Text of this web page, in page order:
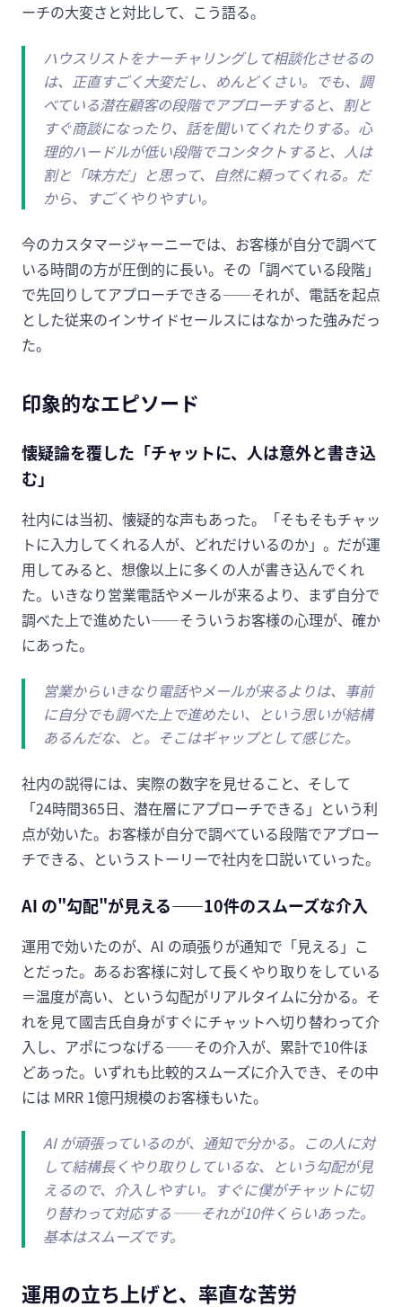
ーチの大変さと対比して、こう語る。
ハウスリストをナーチャリングして相談化させるの
は、正直すごく大変だし、めんどくさい。でも、調
べている潜在顧客の段階でアプローチすると、割と
すぐ商談になったり、話を聞いてくれたりする。心
理的ハードルが低い段階でコンタクトすると、人は
割と「味方だ」と思って、自然に頼ってくれる。だ
から、すごくやりやすい。
今のカスタマージャーニーでは、お客様が自分で調べて
いる時間の方が圧倒的に長い。その「調べている段階」
で先回りしてアプローチできる——それが、電話を起点
とした従来のインサイドセールスにはなかった強みだっ
た。
印象的なエピソード
懐疑論を覆した「チャットに、人は意外と書き込
む」
社内には当初、懐疑的な声もあった。「そもそもチャッ
トに入力してくれる人が、どれだけいるのか」。だが運
用してみると、想像以上に多くの人が書き込んでくれ
た。いきなり営業電話やメールが来るより、まず自分で
調べた上で進めたい——そういうお客様の心理が、確か
にあった。
営業からいきなり電話やメールが来るよりは、事前
に自分でも調べた上で進めたい、という思いが結構
あるんだな、と。そこはギャップとして感じた。
社内の説得には、実際の数字を見せること、そして
「24時間365日、潜在層にアプローチできる」という利
点が効いた。お客様が自分で調べている段階でアプロー
チできる、というストーリーで社内を口説いていった。
AI の"勾配"が見える——10件のスムーズな介入
運用で効いたのが、AI の頑張りが通知で「見える」こ
とだった。あるお客様に対して長くやり取りをしている
＝温度が高い、という勾配がリアルタイムに分かる。そ
れを見て國吉氏自身がすぐにチャットへ切り替わって介
入し、アポにつなげる——その介入が、累計で10件ほ
どあった。いずれも比較的スムーズに介入でき、その中
には MRR 1億円規模のお客様もいた。
AI が頑張っているのが、通知で分かる。この人に対
して結構長くやり取りしているな、という勾配が見
えるので、介入しやすい。すぐに僕がチャットに切
り替わって対応する——それが10件くらいあった。
基本はスムーズです。
運用の立ち上げと、率直な苦労